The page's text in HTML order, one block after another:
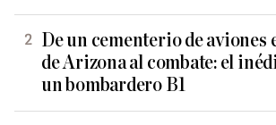
De un cementerio de aviones
de Arizona al combate: el
un bombardero B1